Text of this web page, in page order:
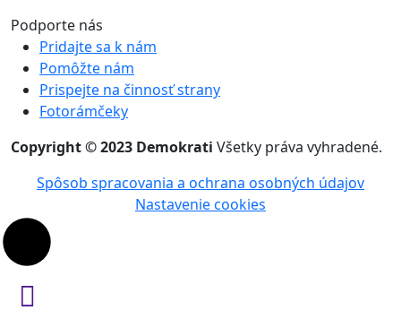
Podporte nás
Pridajte sa k nám
Pomôžte nám
Prispejte na činnosť strany
Fotorámčeky
Copyright © 2023 Demokrati Všetky práva vyhradené.
Spôsob spracovania a ochrana osobných údajov
Nastavenie cookies